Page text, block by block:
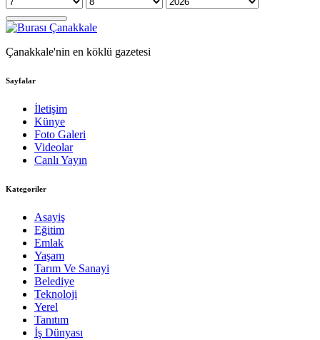
Çanakkale'nin en köklü gazetesi
Sayfalar
İletişim
Künye
Foto Galeri
Videolar
Canlı Yayın
Kategoriler
Asayiş
Eğitim
Emlak
Yaşam
Tarım Ve Sanayi
Belediye
Teknoloji
Yerel
Tanıtım
İş Dünyası